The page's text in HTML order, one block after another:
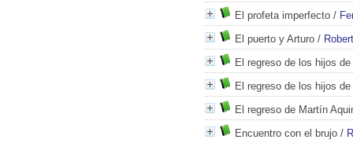
El profeta imperfecto /
El puerto y Arturo /
El regreso de los hijos
El regreso de los hijos
El regreso de Martín
Encuentro con el brujo /